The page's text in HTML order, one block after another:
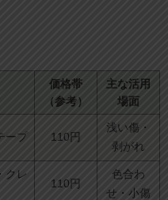
価格帯
（参考）
主な活用
場面
ープ 110円
浅い傷・
剥がれ
クレ
110円
色合わ
せ・小傷